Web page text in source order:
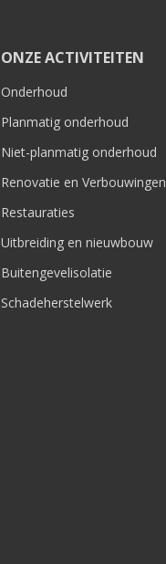
ONZE ACTIVITEITEN
Onderhoud
Planmatig onderhoud
Niet-planmatig onderhoud
Renovatie en Verbouwingen
Restauraties
Uitbreiding en nieuwbouw
Buitengevelisolatie
Schadeherstelwerk